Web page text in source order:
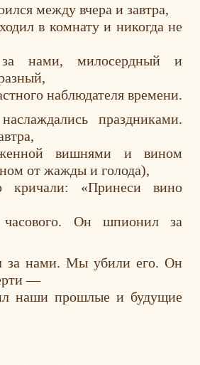
между вчера и завтра,
в комнату и никогда не
нами, милосердный и
наблюдателя времени.
праздниками.
вишнями и вином
от жажды и голода),
кричали: «Принеси вино
Он шпионил за
за нами. Мы убили его. Он
—
наши прошлые и будущие